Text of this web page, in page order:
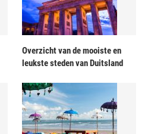
Overzicht van de mooiste en
leukste steden van Duitsland